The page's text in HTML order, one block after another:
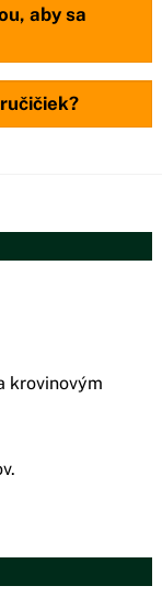
aby sa
krovinovým